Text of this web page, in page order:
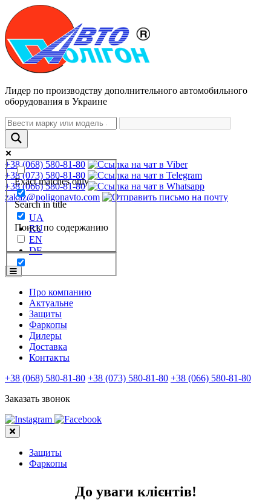
Лидер по производству дополнительного автомобильного
оборудования в Украине
Exact matches only
Search in title
Поиск по содержанию
+38 (068) 580-81-80
+38 (073) 580-81-80
+38 (066) 580-81-80
zakaz@poligonavto.com
UA
RU
EN
DE
Про компанию
Актуальне
Защиты
Фаркопы
Дилеры
Доставка
Контакты
+38 (068) 580-81-80 +38 (073) 580-81-80 +38 (066) 580-81-80
Заказать звонок
Защиты
Фаркопы
До уваги клієнтів!